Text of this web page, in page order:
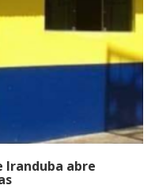
Iranduba abre